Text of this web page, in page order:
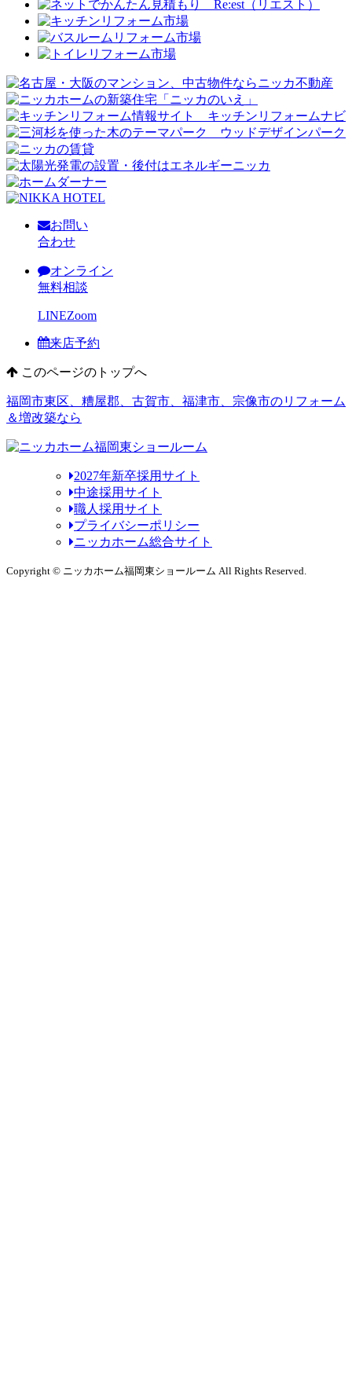
お問い
合わせ
オンライン
無料相談
LINEZoom
来店予約
このページのトップへ
福岡市東区、糟屋郡、古賀市、福津市、宗像市のリフォーム
＆増改築なら
2027年新卒採用サイト
中途採用サイト
職人採用サイト
プライバシーポリシー
ニッカホーム総合サイト
Copyright © ニッカホーム福岡東ショールーム All Rights Reserved.